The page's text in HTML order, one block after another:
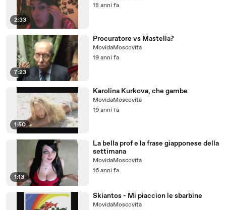
2:33
18 anni fa
7:23
Procuratore vs Mastella?
MovidaMoscovita
19 anni fa
1:50
Karolina Kurkova, che gambe
MovidaMoscovita
19 anni fa
1:13
La bella prof e la frase giapponese della
settimana
MovidaMoscovita
16 anni fa
Skiantos - Mi piaccion le sbarbine
MovidaMoscovita